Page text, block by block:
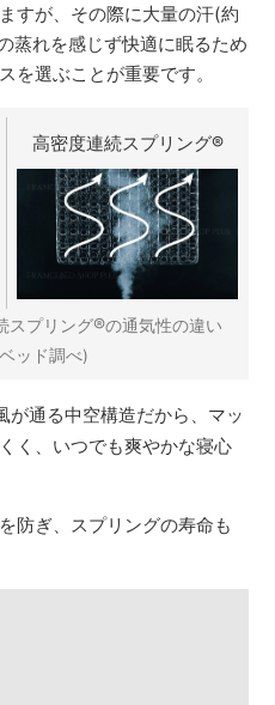
すが、その際に大量の汗(約
蒸れを感じず快適に眠るため
を選ぶことが重要です。
高密度連続スプリング®
スプリング®の通気性の違い
ッド調べ)
が通る中空構造だから、マッ
く、いつでも爽やかな寝心
防ぎ、スプリングの寿命も